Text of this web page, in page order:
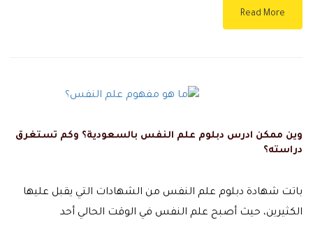
Read More
وين ممكن ادرس دبلوم علم النفس بالسعودية؟ وكم تستغرق
دراسته؟
باتت شهادة دبلوم علم النفس من الشهادات التي يقبل عليها
الكثيرين، حيث أصبح علم النفس في الوقت الحالي أحد